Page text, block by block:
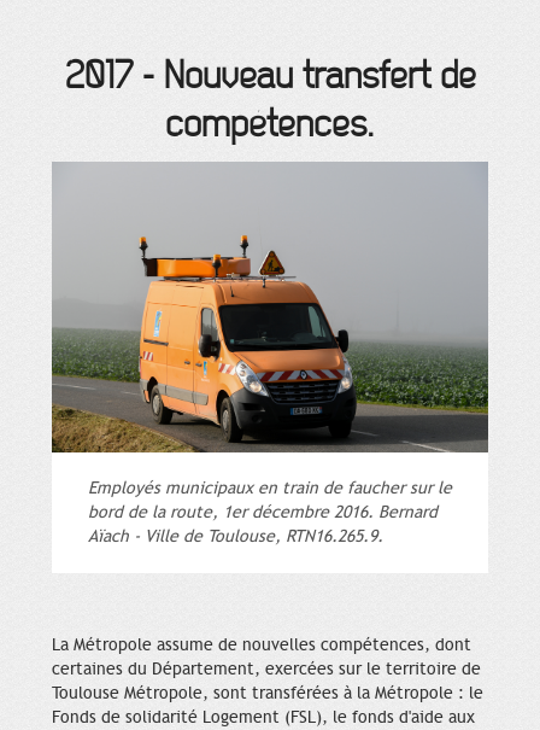
2017- Nouveau transfert de
compétences.
Employés municipaux en train de faucher sur le
bord de la route, 1er décembre 2016. Bernard
Aïach - Ville de Toulouse, RTN16.265.9.
La Métropole assume de nouvelles compétences, dont
certaines du Département, exercées sur le territoire de
Toulouse Métropole, sont transférées à la Métropole : le
Fonds de solidarité Logement (FSL), le fonds d'aide aux